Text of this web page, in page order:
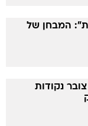
המבחן של
נקודות